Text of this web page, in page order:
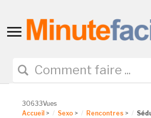
Toggle
navigation
30633Vues
Accueil > Sexo > Rencontres >